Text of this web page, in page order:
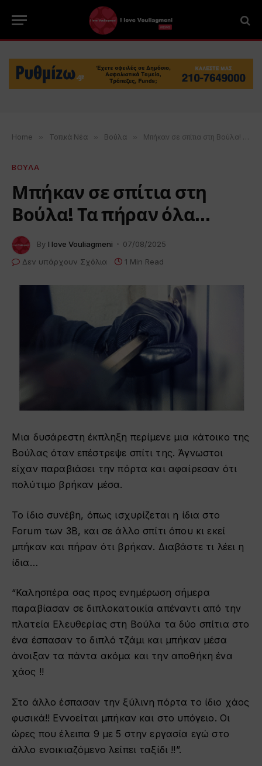
Home » Τοπικά Νέα » Βούλα » Μπήκαν σε σπίτια στη Βούλα! Τα πήραν όλα…
ΒΟΥΛΑ
Μπήκαν σε σπίτια στη
Βούλα! Τα πήραν όλα…
By I love Vouliagmeni
07/08/2025
Δεν υπάρχουν Σχόλια
1 Min Read
Μια δυσάρεστη έκπληξη περίμενε μια κάτοικο της
Βούλας όταν επέστρεψε σπίτι της. Άγνωστοι
είχαν παραβιάσει την πόρτα και αφαίρεσαν ότι
πολύτιμο βρήκαν μέσα.
Το ίδιο συνέβη, όπως ισχυρίζεται η ίδια στο
Forum των 3Β, και σε άλλο σπίτι όπου κι εκεί
μπήκαν και πήραν ότι βρήκαν. Διαβάστε τι λέει η
ίδια…
“Καλησπέρα σας προς ενημέρωση σήμερα
παραβίασαν σε διπλοκατοικία απέναντι από την
πλατεία Ελευθερίας στη Βούλα τα δύο σπίτια στο
ένα έσπασαν το διπλό τζάμι και μπήκαν μέσα
άνοιξαν τα πάντα ακόμα και την αποθήκη ένα
χάος !!
Στο άλλο έσπασαν την ξύλινη πόρτα το ίδιο χάος
φυσικά!! Εννοείται μπήκαν και στο υπόγειο. Οι
ώρες που έλειπα 9 με 5 στην εργασία εγώ στο
άλλο ενοικιαζόμενο λείπει ταξίδι !!”.